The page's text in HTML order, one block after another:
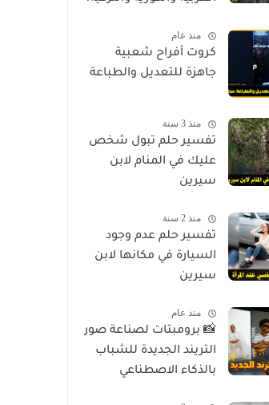
منذ عام
كروت أفراح شعبية
جاهزة للتعديل والطباعة
منذ 3 سنة
تفسير حلم تبول شخص
عليك في المنام لابن
سيرين
منذ 2 سنة
تفسير حلم عدم وجود
السيارة في مكانها لابن
سيرين
منذ عام
📸 برومبتات لصناعة صور
التريند الجديدة للشباب
بالذكاء الاصطناعي